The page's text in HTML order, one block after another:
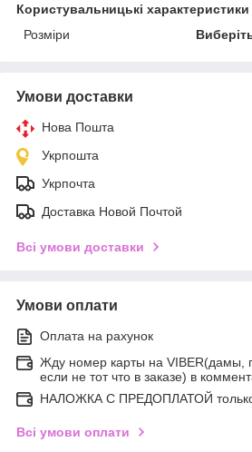
Користувальницькі характеристики
Розміри
Умови доставки
Нова Пошта
Укрпошта
Укрпочта
Доставка Новой Почтой
Всі умови доставки
Умови оплати
Оплата на рахунок
Жду номер карты на VIBER(дамы,
если не тот что в заказе) в
НАЛОЖКА С ПРЕДОПЛАТОЙ
Всі умови оплати